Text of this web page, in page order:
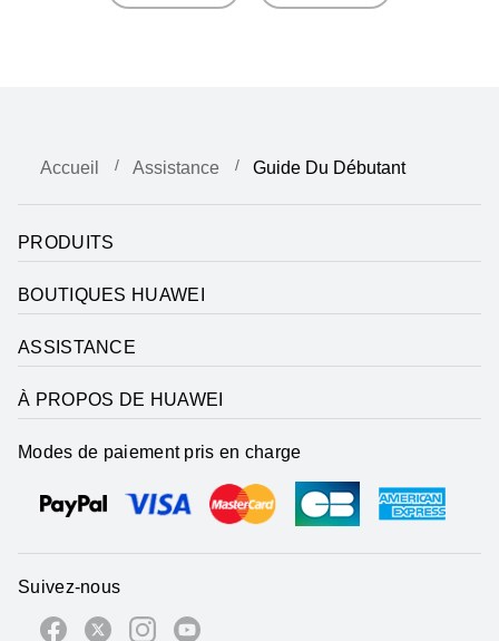
Accueil Assistance Guide Du Débutant
PRODUITS
BOUTIQUES HUAWEI
ASSISTANCE
À PROPOS DE HUAWEI
Modes de paiement pris en charge
Suivez-nous